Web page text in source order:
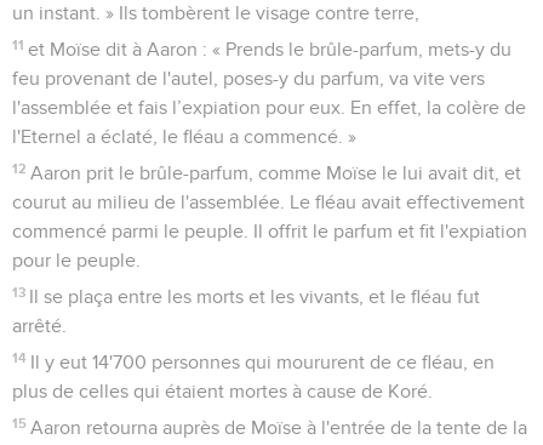
un instant. » Ils tombèrent le visage contre terre,
11 et Moïse dit à Aaron : « Prends le brûle-parfum, mets-y du
feu provenant de l'autel, poses-y du parfum, va vite vers
l'assemblée et fais l’expiation pour eux. En effet, la colère de
l'Eternel a éclaté, le fléau a commencé. »
12 Aaron prit le brûle-parfum, comme Moïse le lui avait dit, et
courut au milieu de l'assemblée. Le fléau avait effectivement
commencé parmi le peuple. Il offrit le parfum et fit l'expiation
pour le peuple.
13 Il se plaça entre les morts et les vivants, et le fléau fut
arrêté.
14 Il y eut 14'700 personnes qui moururent de ce fléau, en
plus de celles qui étaient mortes à cause de Koré.
15 Aaron retourna auprès de Moïse à l'entrée de la tente de la